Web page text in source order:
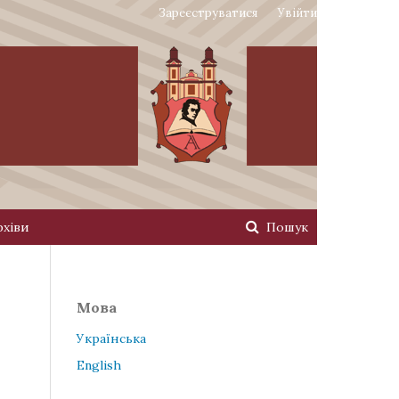
Пошук
Зареєструватися Увійти
Мова
Українська
English